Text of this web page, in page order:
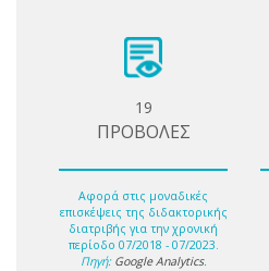
19
ΠΡΟΒΟΛΕΣ
Αφορά στις μοναδικές
επισκέψεις της διδακτορικής
διατριβής για την χρονική
περίοδο 07/2018 - 07/2023.
Πηγή: Google Analytics.